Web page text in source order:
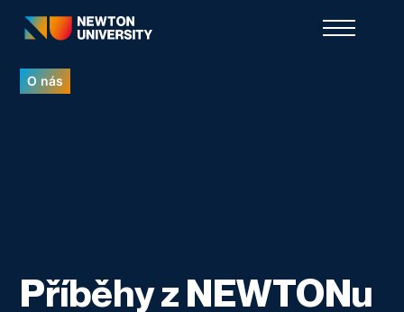
O nás
Příběhy z NEWTONu